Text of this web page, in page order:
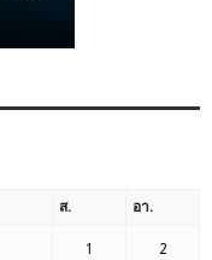
ส. อา.
1 2